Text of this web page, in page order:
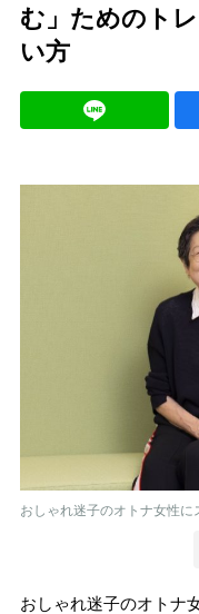
む」ためのト
い方
おしゃれ迷子のオトナ女性
おしゃれ迷子のオトナ